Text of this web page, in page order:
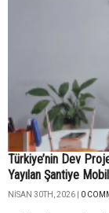
Türkiye’nin Dev
Yayılan Şantiye
NISAN 30TH, 2026 | 0